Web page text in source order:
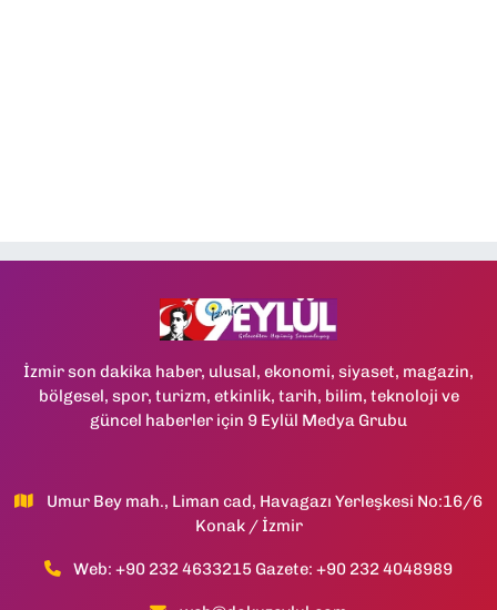
İzmir son dakika haber, ulusal, ekonomi, siyaset, magazin,
bölgesel, spor, turizm, etkinlik, tarih, bilim, teknoloji ve
güncel haberler için 9 Eylül Medya Grubu
Umur Bey mah., Liman cad, Havagazı Yerleşkesi No:16/6
Konak / İzmir
Web: +90 232 4633215 Gazete: +90 232 4048989